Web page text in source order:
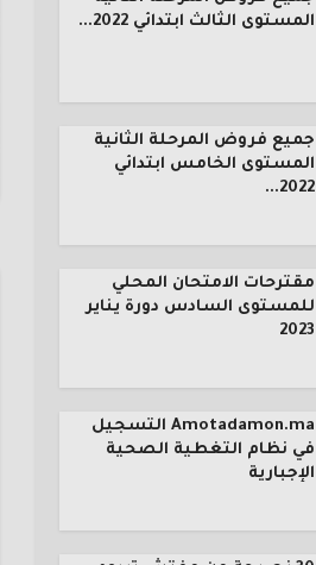
المستوى الثالث ابتدائي 2022...
جميع فروض المرحلة الثانية
المستوى الخامس ابتدائي
2022...
مقترحات الامتحان المحلي
للمستوى السادس دورة يناير
2023
Amotadamon.ma التسجيل
في نظام التغطية الصحية
الإجبارية